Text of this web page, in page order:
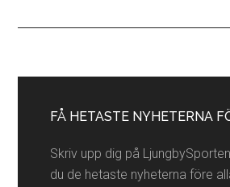
sidofält
FÅ HETASTE NYHETERNA
Skriv upp dig på
du de hetaste nyheterna före